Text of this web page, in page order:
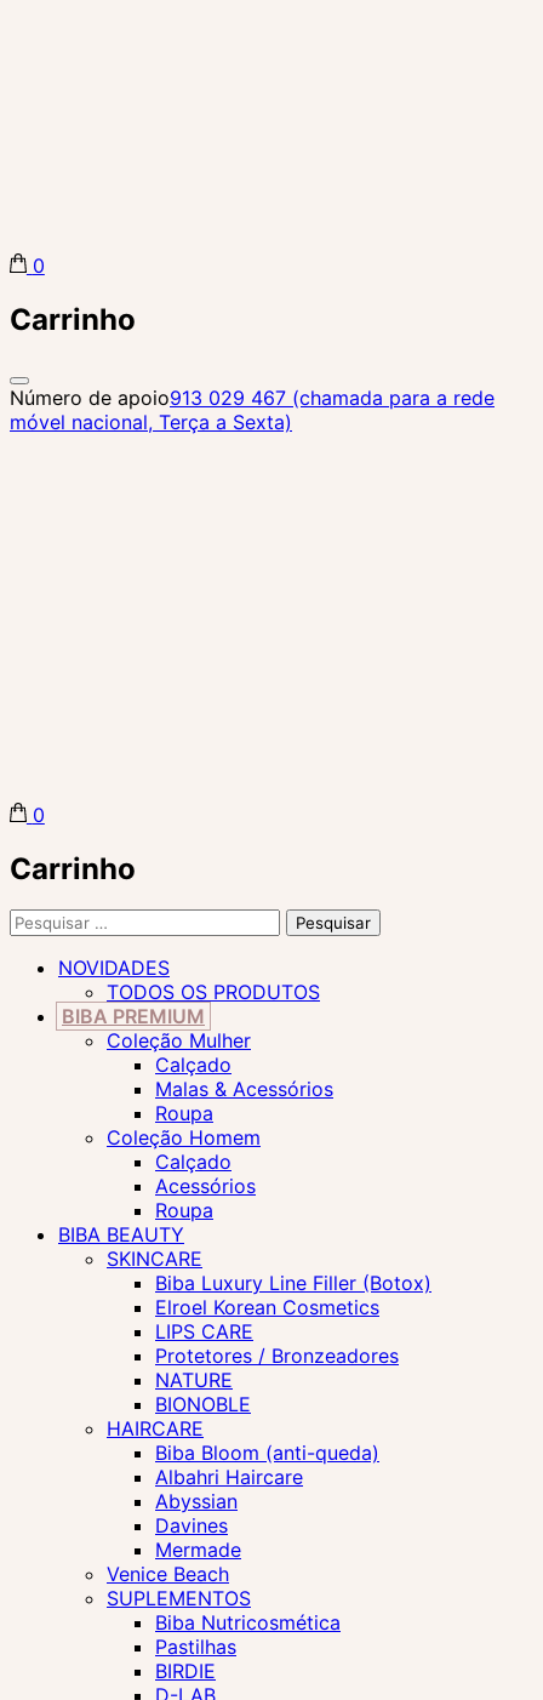
Biba Concept Store
0
Carrinho
Número de apoio913 029 467 (chamada para a rede
móvel nacional, Terça a Sexta)
Biba Concept Store
0
Carrinho
Pesquisar
NOVIDADES
TODOS OS PRODUTOS
BIBA PREMIUM
Coleção Mulher
Calçado
Malas & Acessórios
Roupa
Coleção Homem
Calçado
Acessórios
Roupa
BIBA BEAUTY
SKINCARE
Biba Luxury Line Filler (Botox)
Elroel Korean Cosmetics
LIPS CARE
Protetores / Bronzeadores
NATURE
BIONOBLE
HAIRCARE
Biba Bloom (anti-queda)
Albahri Haircare
Abyssian
Davines
Mermade
Venice Beach
SUPLEMENTOS
Biba Nutricosmética
Pastilhas
BIRDIE